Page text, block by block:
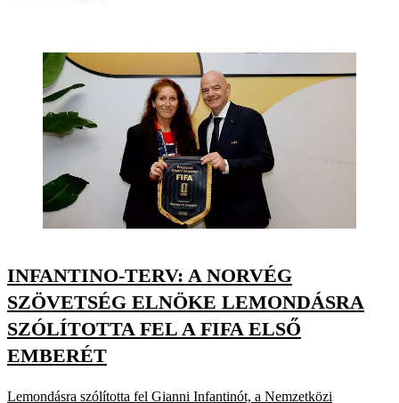
INFANTINO-TERV: A NORVÉG
SZÖVETSÉG ELNÖKE LEMONDÁSRA
SZÓLÍTOTTA FEL A FIFA ELSŐ
EMBERÉT
Lemondásra szólította fel Gianni Infantinót, a Nemzetközi